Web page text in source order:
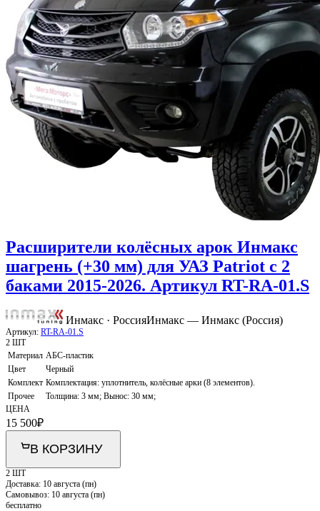
Расширители колёсных арок Инмакс
шагрень (+30 мм) для УАЗ Patriot с 2
баками 2015-2026. Артикул RT-RA-01.S
Инмакс · РоссияИнмакс — Инмакc (Россия)
Артикул: RT-RA-01.S
2 ШТ
Материал АБС-пластик
Цвет
Черный
Комплект Комплектация: уплотнитель, колёсные арки (8 элементов).
Прочее
Толщина: 3 мм; Вынос: 30 мм;
ЦЕНА
15 500₽
В КОРЗИНУ
2 ШТ
Доставка: 10 августа (пн)
Самовывоз: 10 августа (пн)
бесплатно